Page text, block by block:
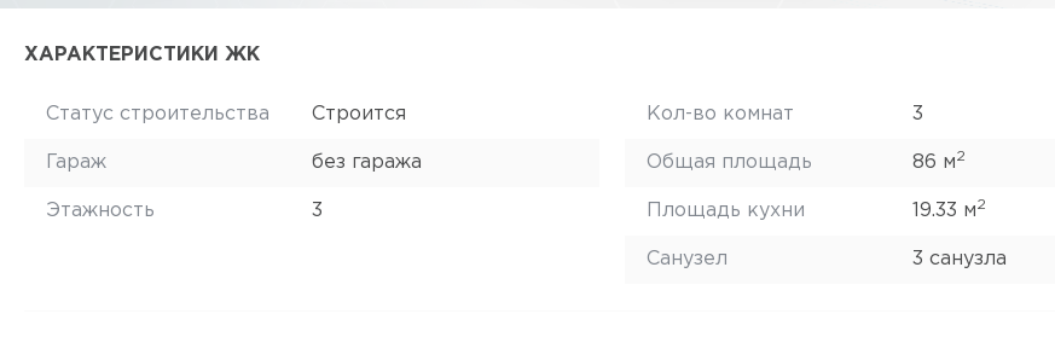
ХАРАКТЕРИСТИКИ ЖК
Статус строительства Строится
Гараж без гаража
Этажность 3
Кол-во комнат 3
Общая площадь 86 м2
Площадь кухни 19.33 м2
Санузел 3 санузла